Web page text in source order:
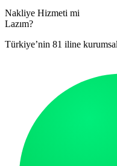
Nakliye Hizmeti mi
Lazım?
Türkiye’nin 81 iline